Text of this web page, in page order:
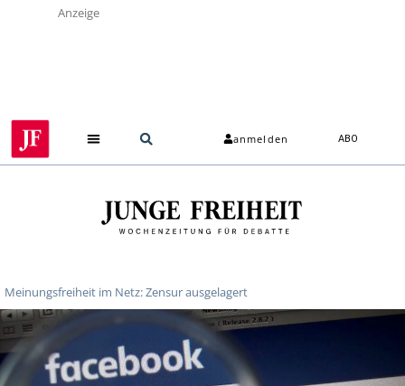
Anzeige
anmelden ABO
Meinungsfreiheit im Netz: Zensur ausgelagert